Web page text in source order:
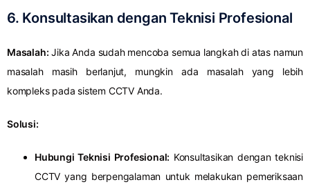
6. Konsultasikan dengan Teknisi Profesional
Masalah: Jika Anda sudah mencoba semua langkah di atas namun
masalah masih berlanjut, mungkin ada masalah yang lebih
kompleks pada sistem CCTV Anda.
Solusi:
Hubungi Teknisi Profesional: Konsultasikan dengan teknisi
CCTV yang berpengalaman untuk melakukan pemeriksaan